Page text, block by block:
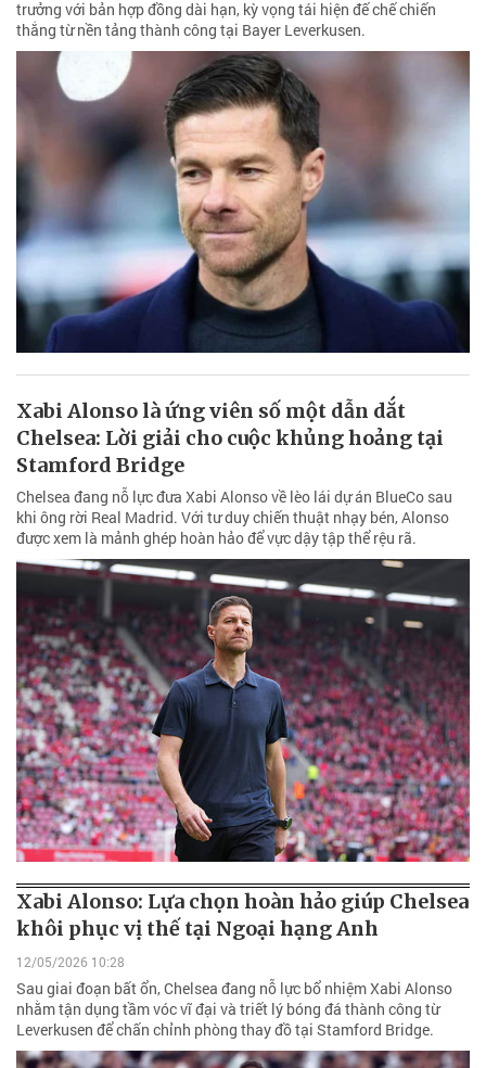
trưởng với bản hợp đồng dài hạn, kỳ vọng tái hiện đế chế chiến
thắng từ nền tảng thành công tại Bayer Leverkusen.
Xabi Alonso là ứng viên số một dẫn dắt
Chelsea: Lời giải cho cuộc khủng hoảng tại
Stamford Bridge
Chelsea đang nỗ lực đưa Xabi Alonso về lèo lái dự án BlueCo sau
khi ông rời Real Madrid. Với tư duy chiến thuật nhạy bén, Alonso
được xem là mảnh ghép hoàn hảo để vực dậy tập thể rệu rã.
Xabi Alonso: Lựa chọn hoàn hảo giúp Chelsea
khôi phục vị thế tại Ngoại hạng Anh
12/05/2026 10:28
Sau giai đoạn bất ổn, Chelsea đang nỗ lực bổ nhiệm Xabi Alonso
nhằm tận dụng tầm vóc vĩ đại và triết lý bóng đá thành công từ
Leverkusen để chấn chỉnh phòng thay đồ tại Stamford Bridge.